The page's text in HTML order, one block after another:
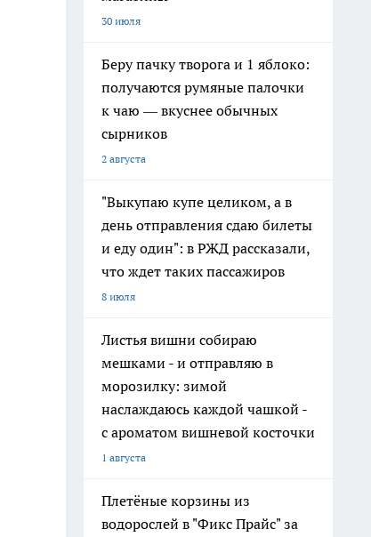
30 июля
Беру пачку творога и 1 яблоко:
получаются румяные палочки
к чаю — вкуснее обычных
сырников
2 августа
"Выкупаю купе целиком, а в
день отправления сдаю билеты
и еду один": в РЖД рассказали,
что ждет таких пассажиров
8 июля
Листья вишни собираю
мешками - и отправляю в
морозилку: зимой
наслаждаюсь каждой чашкой -
с ароматом вишневой косточки
1 августа
Плетёные корзины из
водорослей в "Фикс Прайс" за